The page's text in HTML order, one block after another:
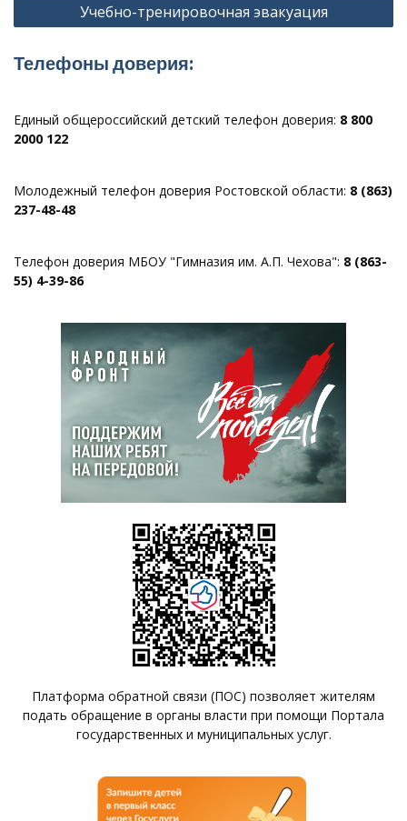
записямУчебно-тренировочная эвакуация
Телефоны доверия:
Единый общероссийский детский телефон доверия: 8 800
2000 122
Молодежный телефон доверия Ростовской области: 8 (863)
237-48-48
Телефон доверия МБОУ "Гимназия им. А.П. Чехова": 8 (863-
55) 4-39-86
Платформа обратной связи (ПОС) позволяет жителям
подать обращение в органы власти при помощи Портала
государственных и муниципальных услуг.